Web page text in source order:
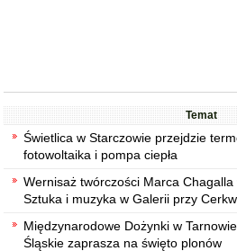
Temat
Świetlica w Starczowie przejdzie
fotowoltaika i pompa ciepła
Wernisaż twórczości Marca Chagalla
Sztuka i muzyka w Galerii przy
Międzynarodowe Dożynki w
Śląskie zaprasza na święto plonów